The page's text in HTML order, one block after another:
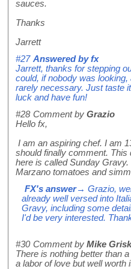
sauces.
Thanks
Jarrett
#27 Answered byfx
Jarrett, thanks for stepping
could, if nobody was
rarely necessary. Just taste
luck and have fun!
#28 Comment by Grazio
Hello fx,
I am an aspiring chef. I am
should finally comment.
here is called Sunday
Marzano tomatoes and
FX's answer→ Grazio,
already well versed into
Gravy, including some
I'd be very interested.
#30 Comment by Mike
There is nothing better than
a labor of love but well worth